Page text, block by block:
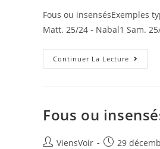
Fous ou insensésExemples
Matt. 25/24 - Nabal1 Sam.
Continuer La Lecture
Fous ou
ViensVoir 29